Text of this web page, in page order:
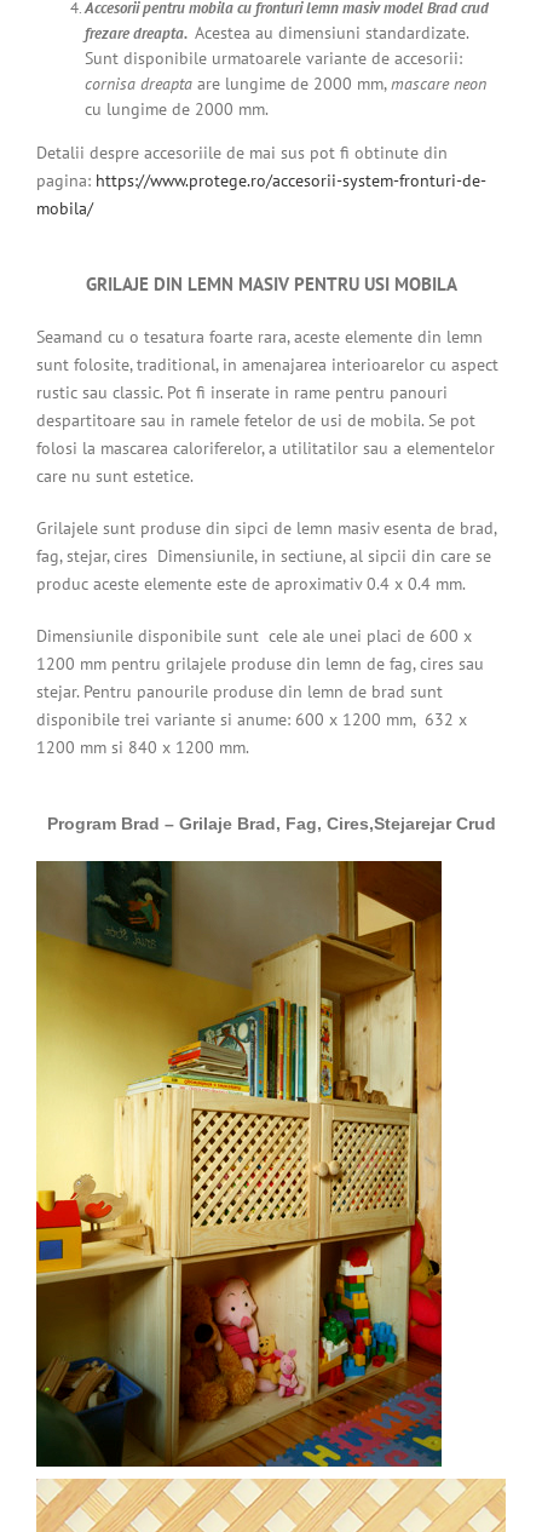
Accesorii pentru mobila cu fronturi lemn masiv model Brad crud
frezare dreapta. Acestea au dimensiuni standardizate.
Sunt disponibile urmatoarele variante de accesorii:
cornisa dreapta are lungime de 2000 mm,mascare neon
cu lungime de 2000 mm.
Detalii despre accesoriile de mai sus pot fi obtinute din
pagina: https://www.protege.ro/accesorii-system-fronturi-de-
mobila/
GRILAJE DIN LEMN MASIV PENTRU USI MOBILA
Seamand cu o tesatura foarte rara, aceste elemente din lemn
sunt folosite, traditional, in amenajarea interioarelor cu aspect
rustic sau classic. Pot fi inserate in rame pentru panouri
despartitoare sau in ramele fetelor de usi de mobila. Se pot
folosi la mascarea caloriferelor, a utilitatilor sau a elementelor
care nu sunt estetice.
Grilajele sunt produse din sipci de lemn masiv esenta de brad,
fag, stejar, cires Dimensiunile, in sectiune, al sipcii din care se
produc aceste elemente este de aproximativ 0.4 x 0.4 mm.
Dimensiunile disponibile sunt cele ale unei placi de 600 x
1200 mm pentru grilajele produse din lemn de fag, cires sau
stejar. Pentru panourile produse din lemn de brad sunt
disponibile trei variante si anume: 600 x 1200 mm, 632 x
1200 mm si 840 x 1200 mm.
Program Brad – Grilaje Brad, Fag, Cires,Stejarejar Crud